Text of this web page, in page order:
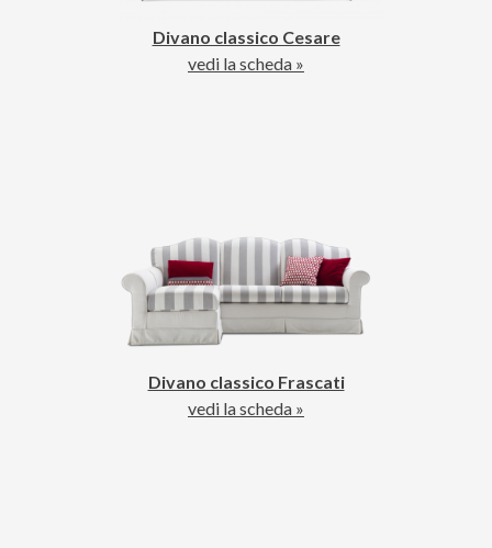
Divano classico Cesare
vedi la scheda »
Divano classico Frascati
vedi la scheda »